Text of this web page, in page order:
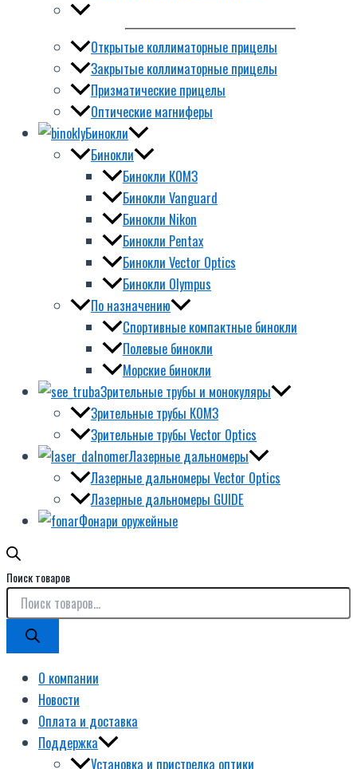
Открытые коллиматорные прицелы
Закрытые коллиматорные прицелы
Призматические прицелы
Оптические магниферы
Бинокли
Бинокли
Бинокли КОМЗ
Бинокли Vanguard
Бинокли Nikon
Бинокли Pentax
Бинокли Vector Optics
Бинокли Olympus
По назначению
Спортивные компактные бинокли
Полевые бинокли
Морские бинокли
Зрительные трубы и монокуляры
Зрительные трубы КОМЗ
Зрительные трубы Vector Optics
Лазерные дальномеры
Лазерные дальномеры Vector Optics
Лазерные дальномеры GUIDE
Фонари оружейные
Поиск товаров
О компании
Новости
Оплата и доставка
Поддержка
Установка и пристрелка оптики